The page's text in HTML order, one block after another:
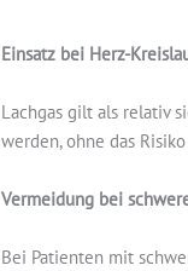
Einsatz bei Herz-
Lachgas gilt als relativ
werden, ohne das
Vermeidung bei
Bei Patienten mit